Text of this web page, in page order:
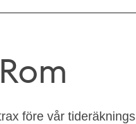
före vår tideräknings